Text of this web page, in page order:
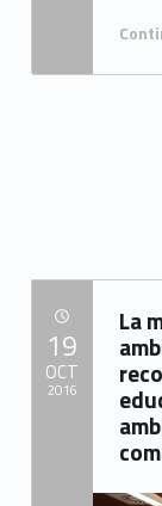
La
POSTED ON:19
OCT
2016